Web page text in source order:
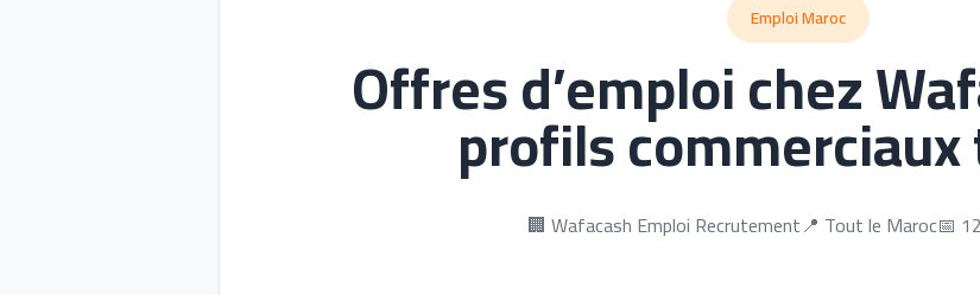
Emploi Maroc
Offres d’emploi chez
profils
🏢 Wafacash Emploi Recrutement📍 Tout le Maroc📅